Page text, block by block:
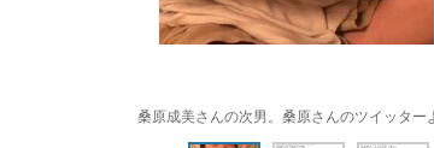
桑原成美さんの次男。桑原さんのツイッター